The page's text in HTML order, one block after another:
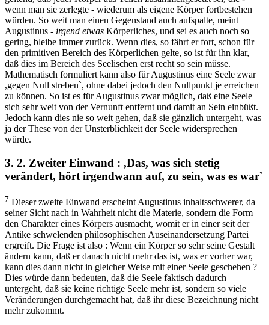
wenn man sie zerlegte - wiederum als eigene Körper fortbestehen
würden. So weit man einen Gegenstand auch aufspalte, meint
Augustinus - irgend etwas Körperliches, und sei es auch noch so
gering, bleibe immer zurück. Wenn dies, so fährt er fort, schon für
den primitiven Bereich des Körperlichen gelte, so ist für ihn klar,
daß dies im Bereich des Seelischen erst recht so sein müsse.
Mathematisch formuliert kann also für Augustinus eine Seele zwar
,gegen Null streben`, ohne dabei jedoch den Nullpunkt je erreichen
zu können. So ist es für Augustinus zwar möglich, daß eine Seele
sich sehr weit von der Vernunft entfernt und damit an Sein einbüßt.
Jedoch kann dies nie so weit gehen, daß sie gänzlich untergeht, was
ja der These von der Unsterblichkeit der Seele widersprechen
würde.
3. 2. Zweiter Einwand : ,Das, was sich stetig
verändert, hört irgendwann auf, zu sein, was es war`
7 Dieser zweite Einwand erscheint Augustinus inhaltsschwerer, da
seiner Sicht nach in Wahrheit nicht die Materie, sondern die Form
den Charakter eines Körpers ausmacht, womit er in einer seit der
Antike schwelenden philosophischen Auseinandersetzung Partei
ergreift. Die Frage ist also : Wenn ein Körper so sehr seine Gestalt
ändern kann, daß er danach nicht mehr das ist, was er vorher war,
kann dies dann nicht in gleicher Weise mit einer Seele geschehen ?
Dies würde dann bedeuten, daß die Seele faktisch dadurch
untergeht, daß sie keine richtige Seele mehr ist, sondern so viele
Veränderungen durchgemacht hat, daß ihr diese Bezeichnung nicht
mehr zukommt.